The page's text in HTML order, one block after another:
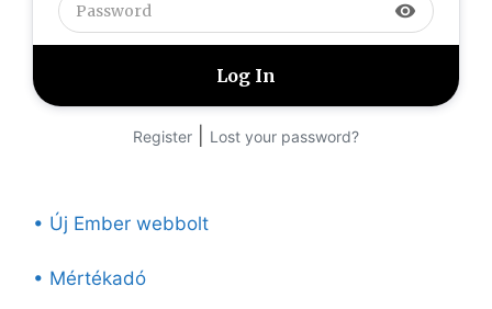
visibility
Register Lost your password?
• Új Ember webbolt
• Mértékadó